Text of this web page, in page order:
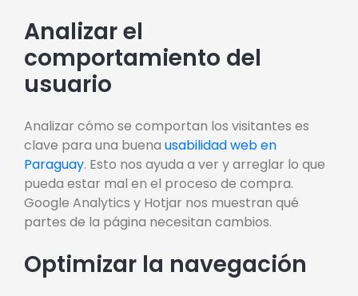
Analizar el
comportamiento del
usuario
Analizar cómo se comportan los visitantes es
clave para una buena usabilidad web en
Paraguay. Esto nos ayuda a ver y arreglar lo que
pueda estar mal en el proceso de compra.
Google Analytics y Hotjar nos muestran qué
partes de la página necesitan cambios.
Optimizar la navegación